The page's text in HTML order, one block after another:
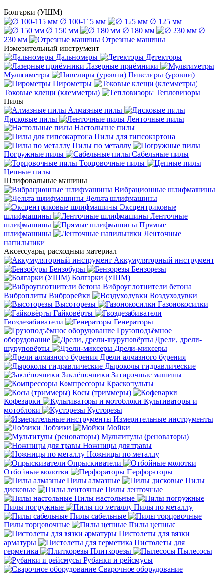
Болгарки (УШМ)
∅ 100-115 мм
∅ 125 мм
∅ 150 мм
∅ 180 мм
∅
230 мм
Отрезные машины
Измерительный инструмент
Дальномеры
Детекторы
Лазерные приёмники
Мультиметры
Нивелиры (уровни)
Пирометры
Токовые клещи (клемметры)
Тепловизоры
Пилы
Алмазные пилы
Дисковые пилы
Ленточные пилы
Настольные пилы
Пилы для гипсокартона
Пилы по металлу
Погружные пилы
Сабельные пилы
Торцовочные пилы
Цепные пилы
Шлифовальные машины
Вибрационные шлифмашины
Дельта шлифмашины
Эксцентриковые
шлифмашины
Ленточные
шлифмашины
Прямые
шлифмашины
Ленточные
напильники
Аксессуары, расходный материал
Аккумуляторный инструмент
Бензобуры
Бензорезы
Болгарки (УШМ)
Виброуплотнители бетона
Виброплиты Виброрейки
Воздуходувки
Высоторезы
Газонокосилки
Гайковёрты
Гвоздезабиватели
Генераторы
Грузоподъёмное
оборудование
Дрели, дрели-
шуруповёрты
Дрели-миксеры
Дрели алмазного бурения
Дыроколы гидравлические
Заклёпочники Затирочные машины
Компрессоры Краскопульты
Косы (триммеры)
Кофеварки
Культиваторы и
мотоблоки
Кусторезы
Измерительные инструменты
Лобзики
Мойки
Мультитулы (реноваторы)
Ножницы для травы
Ножницы по металлу
Опрыскиватели
Отбойные молотки
Перфораторы
Пилы алмазные
Пилы
дисковые
Пилы ленточные
Пилы настольные
Пилы погружные
Пилы по металлу
Пилы сабельные
Пилы торцовочные
Пилы цепные
Пистолеты для вязки
арматуры
Пистолеты для
герметика
Плиткорезы
Пылесосы
Рубанки и рейсмусы
Сварочное оборудование